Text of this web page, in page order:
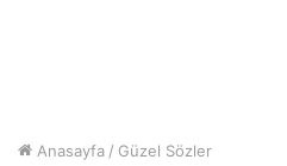
Anasayfa / Güzel Sözler